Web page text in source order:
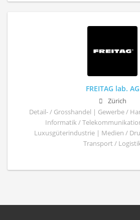
FREITAG lab. AG
Zürich
Detail- / Grosshandel | Gewerbe /
Informatik /
Luxusgüterindustrie | Medien /
Transport /